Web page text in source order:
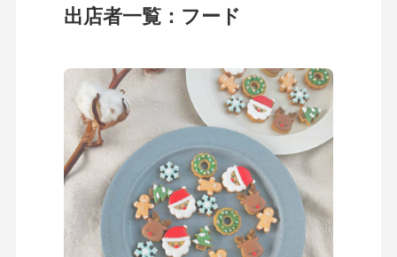
出店者一覧：フード